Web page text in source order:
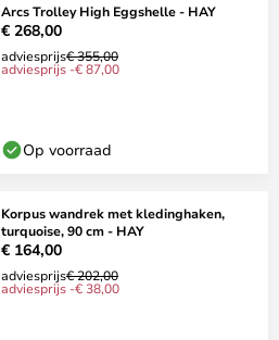
Arcs Trolley High Eggshelle - HAY
€ 268,00
adviesprijs€ 355,00
adviesprijs -€ 87,00
Op voorraad
Korpus wandrek met kledinghaken,
turquoise, 90 cm - HAY
€ 164,00
adviesprijs€ 202,00
adviesprijs -€ 38,00